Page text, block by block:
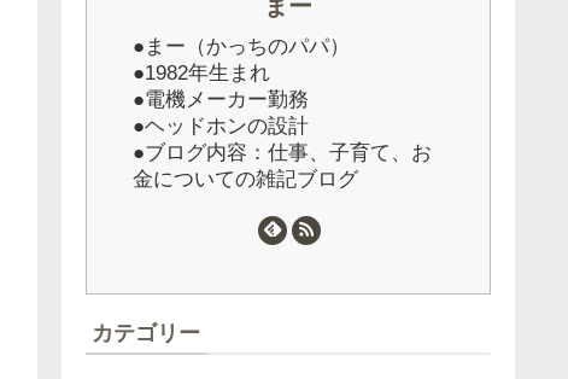
まー
●まー（かっちのパパ）
●1982年生まれ
●電機メーカー勤務
●ヘッドホンの設計
●ブログ内容：仕事、子育て、お
金についての雑記ブログ
カテゴリー